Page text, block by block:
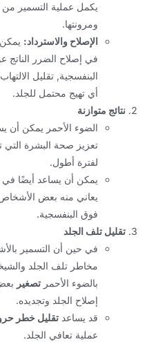
يكمل عملية التسمير
ومرونتها.
الإصلاح والاسترداد:يمكن
في إصلاح الضرر الناتج
البنفسجية, تقليل
أي تهيج محتمل للجلد.
نتائج متوازنة
الضوء الأحمر يمكن أن
تعزيز صحة البشرة التي
لفترة أطول.
يمكن أن يساعد أيضًا في
يعاني منه بعض الأشخاص
فوق البنفسجية.
تقليل تلف الجلد
في حين أن التسمير
مخاطر تلف الجلد
بالضوء الأحمر تصغيربعض
إصلاح الجلد وتجديده.
قد يساعد تقليل خطر
عملية تعافي الجلد.